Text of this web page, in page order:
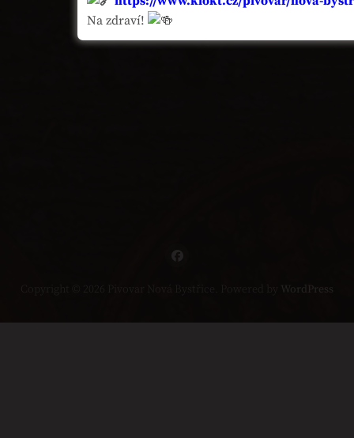
Copyright © 2026 Pivovar Nová Bystřice. Powered by WordPress
Na zdraví!